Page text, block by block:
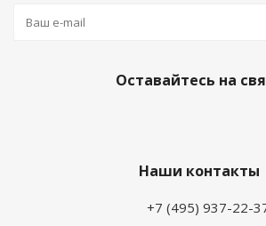
Оставайтесь на
Наши контакты
+7 (495) 937-22-